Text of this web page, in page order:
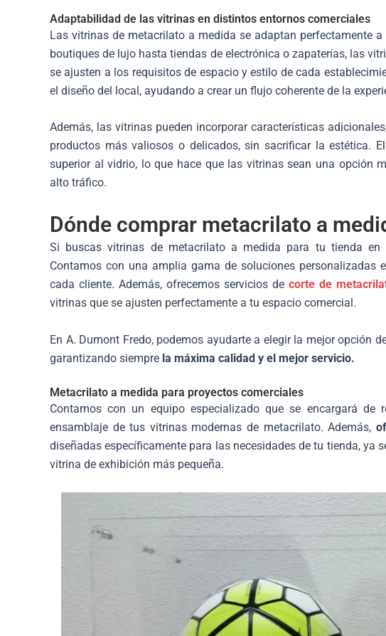
Adaptabilidad de las vitrinas en distintos entornos comerciales
Las vitrinas de metacrilato a medida se adaptan perfectamente a
boutiques de lujo hasta tiendas de electrónica o zapaterías, las
se ajusten a los requisitos de espacio y estilo de cada
el diseño del local, ayudando a crear un flujo coherente de la
Además, las vitrinas pueden incorporar características
productos más valiosos o delicados, sin sacrificar la estética.
superior al vidrio, lo que hace que las vitrinas sean una opción
alto tráfico.
Dónde comprar metacrilato a
Si buscas vitrinas de metacrilato a medida para tu tienda en
Contamos con una amplia gama de soluciones personalizadas
cada cliente. Además, ofrecemos servicios de corte de
vitrinas que se ajusten perfectamente a tu espacio comercial.
En A. Dumont Fredo, podemos ayudarte a elegir la mejor opción
garantizando siempre la máxima calidad y el mejor servicio.
Metacrilato a medida para proyectos comerciales
Contamos con un equipo especializado que se encargará
ensamblaje de tus vitrinas modernas de metacrilato. Además,
diseñadas específicamente para las necesidades de tu tienda, ya
vitrina de exhibición más pequeña.